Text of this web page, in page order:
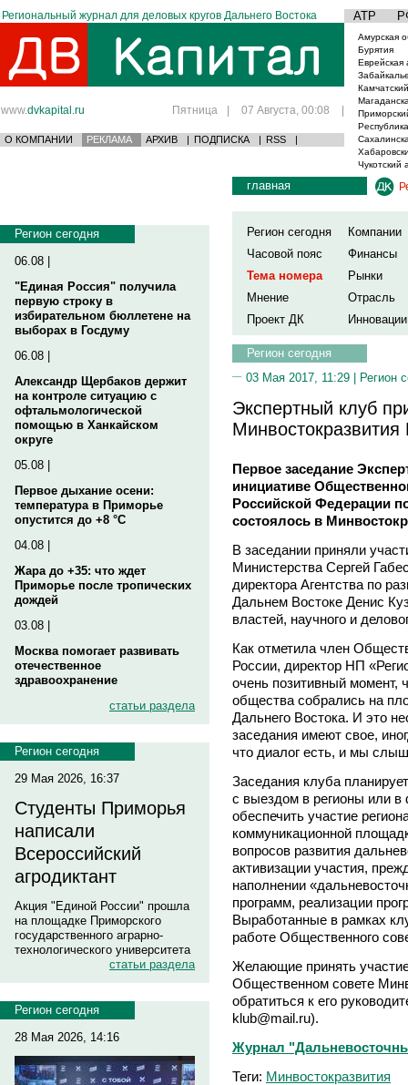
Региональный журнал для деловых кругов Дальнего Востока АТР
www.dvkapital.ru Пятница | 07 Августа, 00:08 |
О КОМПАНИИ РЕКЛАМА АРХИВ | ПОДПИСКА | RSS |
Амурская
Бурятия
Еврейская
Чукотский
Регион сегодня
06.08 |
"Единая Россия" получила
первую строку в
избирательном бюллетене на
выборах в Госдуму
06.08 |
Александр Щербаков держит
на контроле ситуацию с
офтальмологической
помощью в Ханкайском
округе
05.08 |
Первое дыхание осени:
температура в Приморье
опустится до +8 °C
04.08 |
Жара до +35: что ждет
Приморье после тропических
дождей
03.08 |
Москва помогает развивать
отечественное
здравоохранение
статьи раздела
Регион сегодня
29 Мая 2026, 16:37
Студенты Приморья
написали
Всероссийский
агродиктант
Акция "Единой России" прошла
на площадке Приморского
государственного аграрно-
технологического университета
статьи раздела
Регион сегодня
28 Мая 2026, 14:16
главная
Регион сегодня
Компании
Часовой пояс
Финансы
Тема номера
Рынки
Мнение
Отрасль
Проект ДК
Инновации
Регион сегодня
03 Мая 2017, 11:29 | Регион
Экспертный клуб
Первое заседание
инициативе
Российской Федерации
состоялось в
В заседании приняли
Министерства Сергей
директора Агентства по
Дальнем Востоке Денис
властей, научного и
Как отметила член
России, директор НП
очень позитивный момент,
общества собрались на
Дальнего Востока. И это
заседания имеют свое,
что диалог есть, и мы
Заседания клуба
с выездом в регионы или
обеспечить участие
коммуникационной
вопросов развития
активизации участия,
наполнении
программ, реализации
Выработанные в рамках
работе Общественного
Желающие принять
Общественном совете
обратиться к его
klub@mail.ru).
Журнал
Теги: Минвостокразвития